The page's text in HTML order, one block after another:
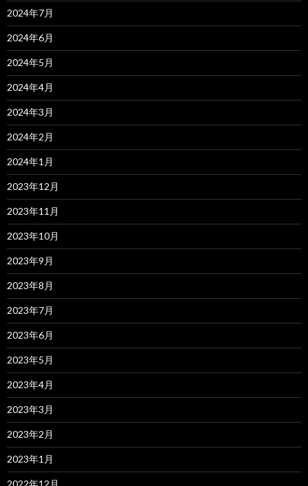
2024年7月
2024年6月
2024年5月
2024年4月
2024年3月
2024年2月
2024年1月
2023年12月
2023年11月
2023年10月
2023年9月
2023年8月
2023年7月
2023年6月
2023年5月
2023年4月
2023年3月
2023年2月
2023年1月
2022年12月